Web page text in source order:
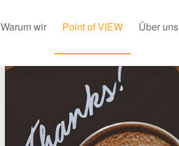
Warum wir Point of VIEW Über uns